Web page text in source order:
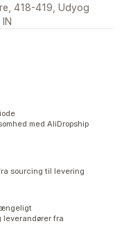
418-419, Udyog
med AliDropship
sourcing til levering
leverandører fra